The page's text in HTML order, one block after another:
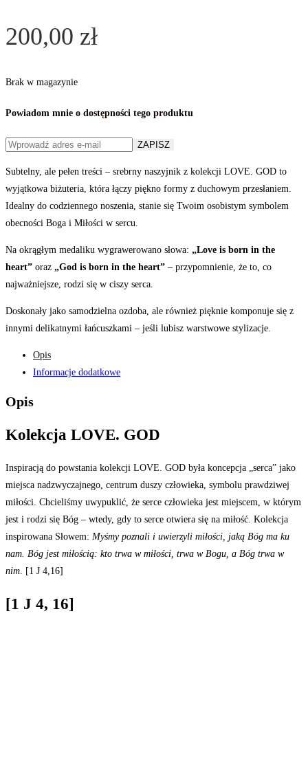
200,00 zł
Brak w magazynie
Powiadom mnie o dostępności tego produktu
ZAPISZ
Subtelny, ale pełen treści – srebrny naszyjnik z kolekcji LOVE. GOD to
wyjątkowa biżuteria, która łączy piękno formy z duchowym przesłaniem.
Idealny do codziennego noszenia, stanie się Twoim osobistym symbolem
obecności Boga i Miłości w sercu.
Na okrągłym medaliku wygrawerowano słowa: „Love is born in the
heart” oraz „God is born in the heart” – przypomnienie, że to, co
najważniejsze, rodzi się w ciszy serca.
Doskonały jako samodzielna ozdoba, ale również pięknie komponuje się z
innymi delikatnymi łańcuszkami – jeśli lubisz warstwowe stylizacje.
Opis
Informacje dodatkowe
Opis
Kolekcja LOVE. GOD
Inspiracją do powstania kolekcji LOVE. GOD była koncepcja „serca” jako
miejsca nadzwyczajnego, centrum duszy człowieka, symbolu prawdziwej
miłości. Chcieliśmy uwypuklić, że serce człowieka jest miejscem, w którym
jest i rodzi się Bóg – wtedy, gdy to serce otwiera się na miłość. Kolekcja
inspirowana Słowem: Myśmy poznali i uwierzyli miłości, jaką Bóg ma ku
nam. Bóg jest miłością: kto trwa w miłości, trwa w Bogu, a Bóg trwa w
nim. [1 J 4,16]
[1 J 4, 16]